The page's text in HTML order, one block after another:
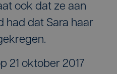
ook dat ze aan
had dat Sara haar
21 oktober 2017